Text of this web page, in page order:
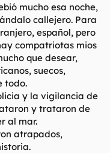
mucho esa noche,
callejero. Para
español, pero
compatriotas mios
que desear,
suecos,
todo.
y la vigilancia de
y trataron de
al mar.
atrapados,